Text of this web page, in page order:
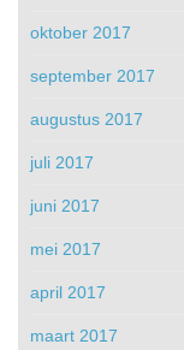
oktober 2017
september 2017
augustus 2017
juli 2017
juni 2017
mei 2017
april 2017
maart 2017